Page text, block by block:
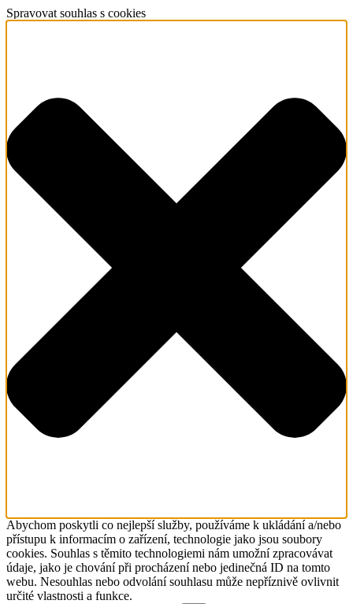
Spravovat souhlas s cookies
Abychom poskytli co nejlepší služby, používáme k ukládání a/nebo
přístupu k informacím o zařízení, technologie jako jsou soubory
cookies. Souhlas s těmito technologiemi nám umožní zpracovávat
údaje, jako je chování při procházení nebo jedinečná ID na tomto
webu. Nesouhlas nebo odvolání souhlasu může nepříznivě ovlivnit
určité vlastnosti a funkce.